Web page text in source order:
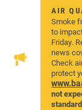
AIR
Smoke
to
Friday.
news
Check
protect
not